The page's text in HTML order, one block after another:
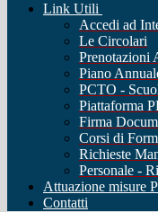
Link Utili
Accedi ad
Le Circolari
Prenotazioni
Piano
PCTO -
Piattaforma
Firma
Corsi di
Richieste
Personale -
Attuazione misure
Contatti